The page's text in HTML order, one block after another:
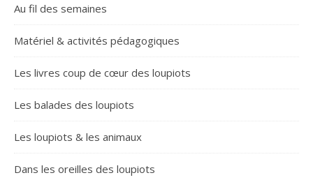
Au fil des semaines
Matériel & activités pédagogiques
Les livres coup de cœur des loupiots
Les balades des loupiots
Les loupiots & les animaux
Dans les oreilles des loupiots